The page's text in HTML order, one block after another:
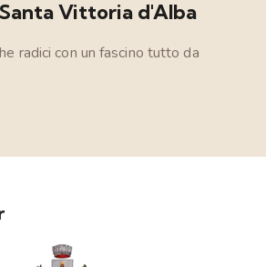
Vittoria d'Alba
radici con un fascino tutto da